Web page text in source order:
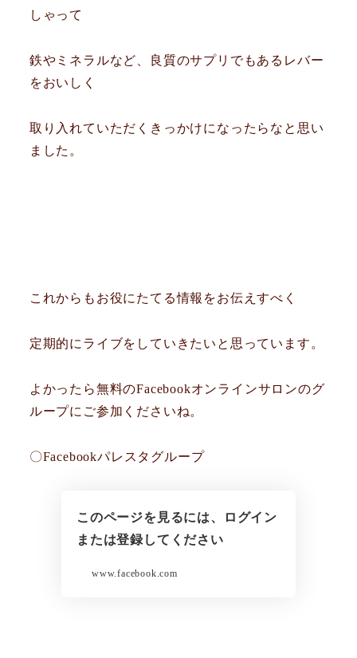
しゃって
鉄やミネラルなど、良質のサプリでもあるレバー
をおいしく
取り入れていただくきっかけになったらなと思い
ました。
これからもお役にたてる情報をお伝えすべく
定期的にライブをしていきたいと思っています。
よかったら無料のFacebookオンラインサロンのグ
ループにご参加くださいね。
〇Facebookパレスタグループ
このページを見るには、ログイン
または登録してください
www.facebook.com